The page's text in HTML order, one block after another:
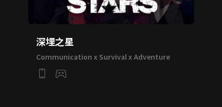
深埋之星
Communication x Survival x Adventure